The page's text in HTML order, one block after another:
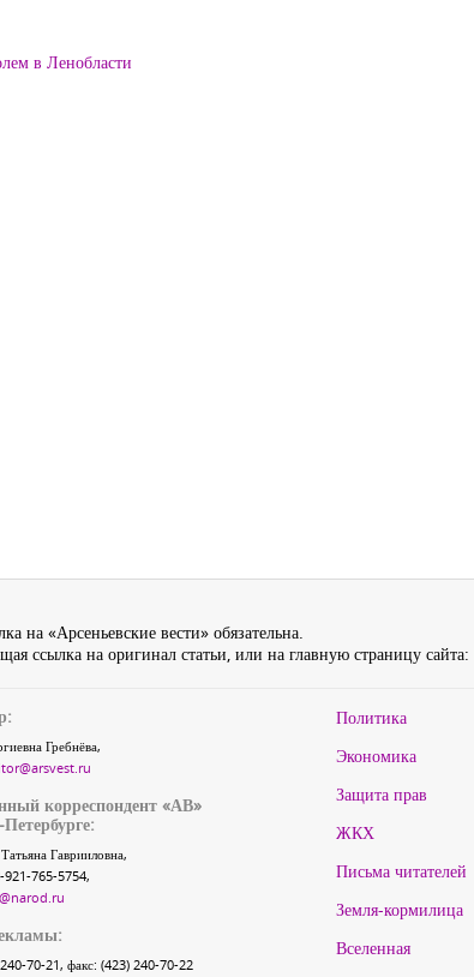
в Ленобласти
на «Арсеньевские вести» обязательна.
ссылка на оригинал статьи, или на главную страницу сайта:
Гребнёва,
корреспондент «АВ»
Гаврииловна,
921-765-5754,
70-21, факс: (423) 240-70-22
Политика
Экономика
Защита прав
ЖКХ
Письма читателей
Земля-кормилица
Вселенная